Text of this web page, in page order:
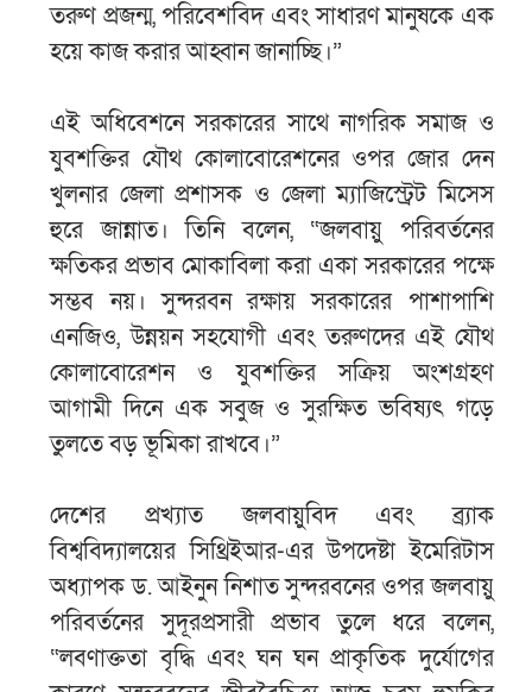
তরুণ প্রজন্ম, পরিবেশবিদ এবং সাধারণ মানুষকে এক
হয়ে কাজ করার আহ্বান জানাচ্ছি।”
এই অধিবেশনে সরকারের সাথে নাগরিক সমাজ ও
যুবশক্তির যৌথ কোলাবোরেশনের ওপর জোর দেন
খুলনার জেলা প্রশাসক ও জেলা ম্যাজিস্ট্রেট মিসেস
হুরে জান্নাত। তিনি বলেন, “জলবায়ু পরিবর্তনের
ক্ষতিকর প্রভাব মোকাবিলা করা একা সরকারের পক্ষে
সম্ভব নয়। সুন্দরবন রক্ষায় সরকারের পাশাপাশি
এনজিও, উন্নয়ন সহযোগী এবং তরুণদের এই যৌথ
কোলাবোরেশন ও যুবশক্তির সক্রিয় অংশগ্রহণ
আগামী দিনে এক সবুজ ও সুরক্ষিত ভবিষ্যৎ গড়ে
তুলতে বড় ভূমিকা রাখবে।”
দেশের প্রখ্যাত জলবায়ুবিদ এবং ব্র্যাক
বিশ্ববিদ্যালয়ের সিথ্রিইআর-এর উপদেষ্টা ইমেরিটাস
অধ্যাপক ড. আইনুন নিশাত সুন্দরবনের ওপর জলবায়ু
পরিবর্তনের সুদূরপ্রসারী প্রভাব তুলে ধরে বলেন,
“লবণাক্ততা বৃদ্ধি এবং ঘন ঘন প্রাকৃতিক দুর্যোগের